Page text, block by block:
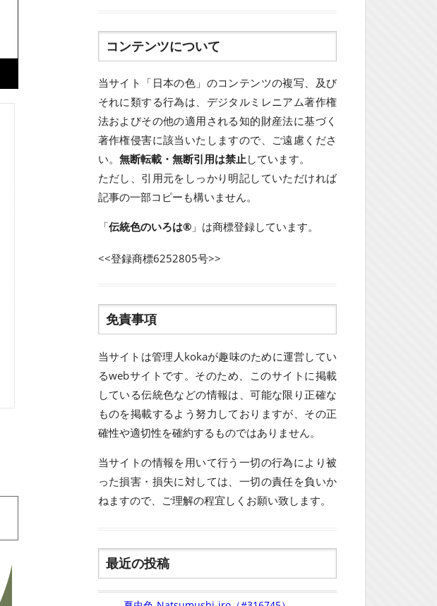
コンテンツについて
当サイト「日本の色」のコンテンツの複写、及び
それに類する行為は、デジタルミレニアム著作権
法およびその他の適用される知的財産法に基づく
著作権侵害に該当いたしますので、ご遠慮くださ
い。 無断転載・無断引用は禁止しています。
ただし、引用元をしっかり明記していただければ
記事の一部コピーも構いません。
「伝統色のいろは®」は商標登録しています。
<<登録商標6252805号>>
免責事項
当サイトは管理人kokaが趣味のために運営してい
るwebサイトです。そのため、このサイトに掲載
している伝統色などの情報は、可能な限り正確な
ものを掲載するよう努力しておりますが、その正
確性や適切性を確約するものではありません。
当サイトの情報を用いて行う一切の行為により被
った損害・損失に対しては、一切の責任を負いか
ねますので、ご理解の程宜しくお願い致します。
最近の投稿